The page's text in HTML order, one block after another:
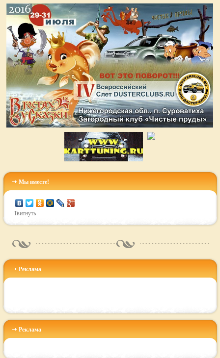
Мы вместе!
Твитнуть
Реклама
Реклама